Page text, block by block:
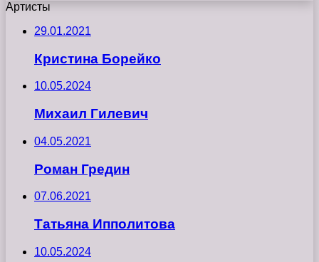
Артисты
29.01.2021
Кристина Борейко
10.05.2024
Михаил Гилевич
04.05.2021
Роман Гредин
07.06.2021
Татьяна Ипполитова
10.05.2024